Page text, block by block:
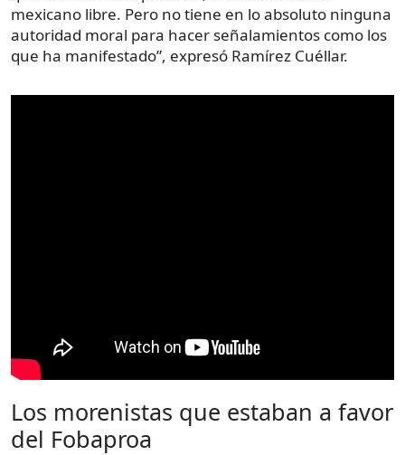
mexicano libre. Pero no tiene en lo absoluto ninguna
autoridad moral para hacer señalamientos como los
que ha manifestado”, expresó Ramírez Cuéllar.
Los morenistas que estaban a favor
del Fobaproa